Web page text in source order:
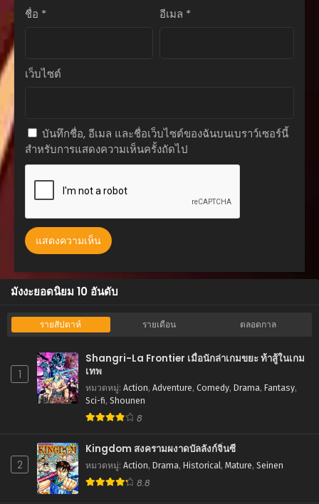
ตอนที่ 94
กันยายน 7, 2025
ตอนที่ 91
กันยายน 1, 2025
ตอนที่ 90
ตอนที่ 89
ตอนที่ 88
สิงหาคม 20, 2025
ตอนที่ 87
ตอนที่ 86
สิงหาคม 20, 2025
สิงหาคม 20, 2025
ตอนที่ 84
สิงหาคม 20, 2025
ตอนที่ 83
ชื่อ * อีเมล *
เว็บไซต์
บันทึกชื่อ, อีเมล และชื่อเว็บไซต์ของฉันบนเบราว์เซอร์นี้
สำหรับการแสดงความเห็นครั้งถัดไป
มังงะยอดนิยม 10 อันดับ
รายสัปดาห์ รายเดือน ตลอดกาล
1
Shangri-La Frontier เมื่อนักล่าเกมขยะ ท้าสู้ในเกม
เทพ
หมวดหมู่: Action, Adventure, Comedy, Drama, Fantasy,
Sci-fi, Shounen
8
2
Kingdom สงครามผงาดบัลลังก์จิ๋นซี
หมวดหมู่: Action, Drama, Historical, Mature, Seinen
8.8